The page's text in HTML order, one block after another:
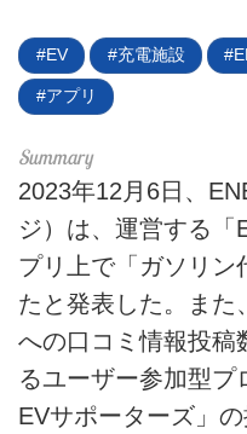
HOME
電動キック
ライフスタ
テクノロジ
このメディ
EV 充電施設
アプリ
2023年12月6日、
ジ）は、運営する「
プリ上で「ガソリン
たと発表した。また
への口コミ情報投稿
るユーザー参加型プ
EVサポーターズ」の